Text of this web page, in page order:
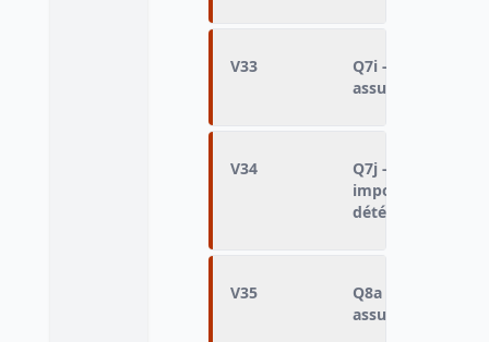
V33
Q7i -
assurer un
V34
Q7j -
imposer des lois
détériore moins
V35
Q8a -
assurer les soins